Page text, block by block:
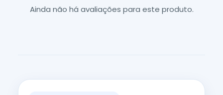
Ainda não há avaliações para este produto.